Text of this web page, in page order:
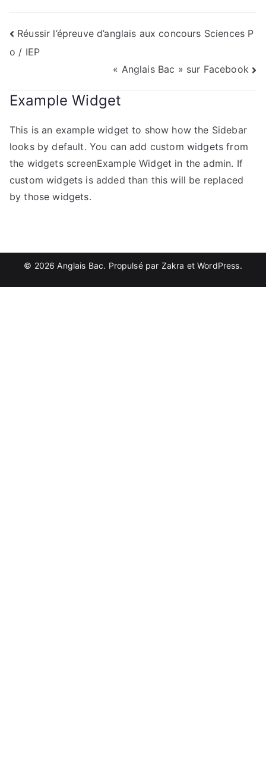
Navigation
de
l’article
Réussir l’épreuve d’anglais aux concours Sciences P
o / IEP
« Anglais Bac » sur Facebook
Example Widget
This is an example widget to show how the Sidebar
looks by default. You can add custom widgets from
the widgets screenExample Widget in the admin. If
custom widgets is added than this will be replaced
by those widgets.
© 2026Anglais Bac. Propulsé par Zakra etWordPress.